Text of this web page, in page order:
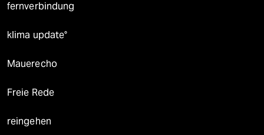
fernverbindung
klima update°
Mauerecho
Freie Rede
reingehen